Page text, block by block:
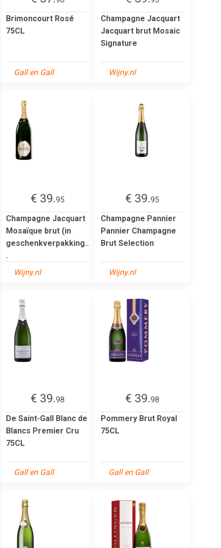
Brimoncourt Rosé
75CL
Gall en Gall
Champagne Jacquart
Jacquart brut Mosaic
Signature
Wijny.nl
€ 39.95
Champagne Jacquart
Mosaïque brut (in
geschenkverpakking..
.
Wijny.nl
€ 39.95
Champagne Pannier
Pannier Champagne
Brut Selection
Wijny.nl
€ 39.98
De Saint-Gall Blanc de
Blancs Premier Cru
75CL
Gall en Gall
€ 39.98
Pommery Brut Royal
75CL
Gall en Gall